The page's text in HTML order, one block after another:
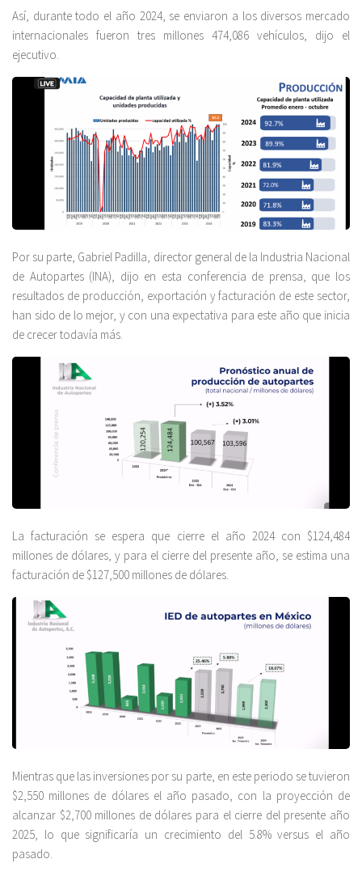
Así, durante todo el año 2024, se enviaron a los diversos mercado
internacionales fueron tres millones 474,086 vehículos, dijo el
ejecutivo.
Por su parte, Gabriel Padilla, director general de la Industria Nacional
de Autopartes (INA), dijo en esta conferencia de prensa, que los
resultados de producción, exportación y facturación de este sector,
han sido de lo mejor, y con una expectativa para este año que inicia
de crecer todavía más.
La facturación se espera que cierre el año 2024 con $124,484
millones de dólares, y para el cierre del presente año, se estima una
facturación de $127,500 millones de dólares.
Mientras que las inversiones por su parte, en este periodo se tuvieron
$2,550 millones de dólares el año pasado, con la proyección de
alcanzar $2,700 millones de dólares para el cierre del presente año
2025, lo que significaría un crecimiento del 5.8% versus el año
pasado.